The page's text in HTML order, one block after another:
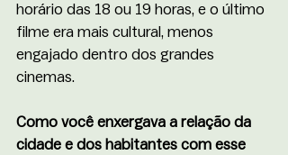
horário das 18 ou 19 horas, e o último
filme era mais cultural, menos
engajado dentro dos grandes
cinemas.
Como você enxergava a relação da
cidade e dos habitantes com esse